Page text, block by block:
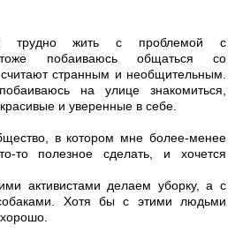
трудно жить с проблемой с
побаиваюсь общаться со
странным и необщительным.
на улице знакомиться,
и уверенные в себе.
в котором мне более-менее
то полезное сделать, и хочется
активистами делаем уборку, а с
Хотя бы с этими людьми